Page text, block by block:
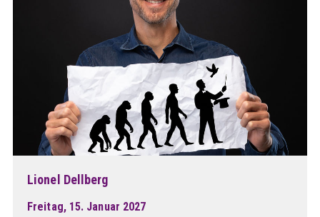
Lionel Dellberg
Freitag, 15. Januar 2027